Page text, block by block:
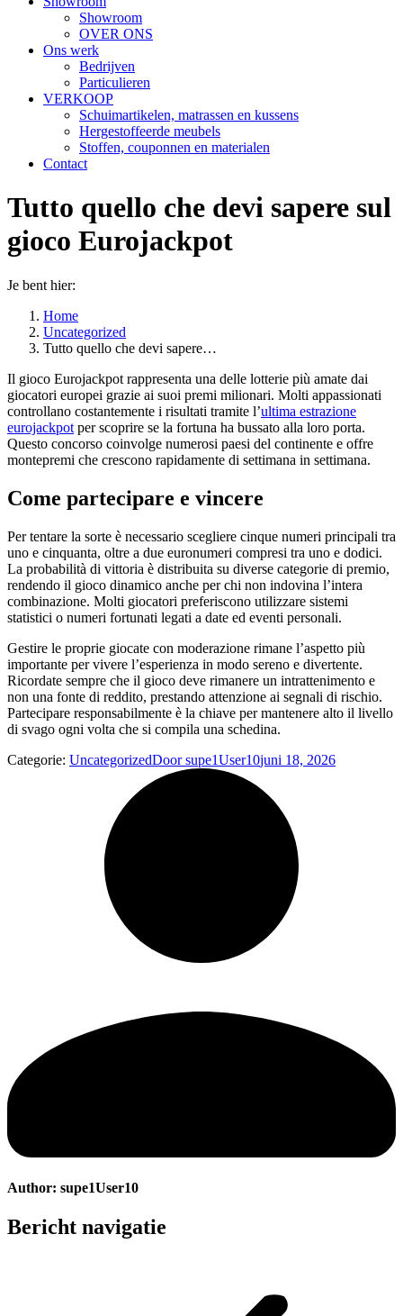
Showroom
OVER ONS
Ons werk
Bedrijven
Particulieren
VERKOOP
Schuimartikelen, matrassen en kussens
Hergestoffeerde meubels
Stoffen, couponnen en materialen
Contact
Tutto quello che devi sapere sul
gioco Eurojackpot
Je bent hier:
Home
Uncategorized
Tutto quello che devi sapere…
Il gioco Eurojackpot rappresenta una delle lotterie più amate dai
giocatori europei grazie ai suoi premi milionari. Molti appassionati
controllano costantemente i risultati tramite l’ultima estrazione
eurojackpot per scoprire se la fortuna ha bussato alla loro porta.
Questo concorso coinvolge numerosi paesi del continente e offre
montepremi che crescono rapidamente di settimana in settimana.
Come partecipare e vincere
Per tentare la sorte è necessario scegliere cinque numeri principali tra
uno e cinquanta, oltre a due euronumeri compresi tra uno e dodici.
La probabilità di vittoria è distribuita su diverse categorie di premio,
rendendo il gioco dinamico anche per chi non indovina l’intera
combinazione. Molti giocatori preferiscono utilizzare sistemi
statistici o numeri fortunati legati a date ed eventi personali.
Gestire le proprie giocate con moderazione rimane l’aspetto più
importante per vivere l’esperienza in modo sereno e divertente.
Ricordate sempre che il gioco deve rimanere un intrattenimento e
non una fonte di reddito, prestando attenzione ai segnali di rischio.
Partecipare responsabilmente è la chiave per mantenere alto il livello
di svago ogni volta che si compila una schedina.
Categorie: UncategorizedDoorsupe1User10juni 18, 2026
Author: supe1User10
Bericht navigatie